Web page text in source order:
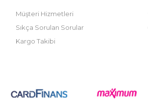
Müşteri Hizmetleri
Sıkça Sorulan Sorular
Kargo Takibi